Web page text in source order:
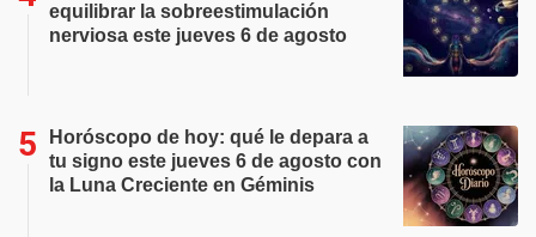
equilibrar la sobreestimulación
nerviosa este jueves 6 de agosto
Horóscopo de hoy: qué le depara a
tu signo este jueves 6 de agosto con
la Luna Creciente en Géminis